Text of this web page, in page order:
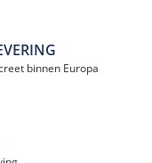
binnen Europa